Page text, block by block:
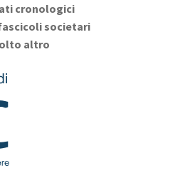
cronologici
societari
altro